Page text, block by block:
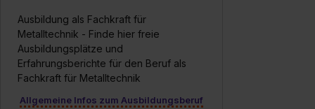
Ausbildung als Fachkraft für
Metalltechnik - Finde hier freie
Ausbildungsplätze und
Erfahrungsberichte für den Beruf als
Fachkraft für Metalltechnik
Allgemeine Infos zum Ausbildungsberuf